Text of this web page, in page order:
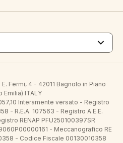
Fermi, 4 - 42011 Bagnolo in Piano
Emilia) ITALY
Interamente versato - Registro
- R.E.A. 107563 - Registro A.E.E.
RENAP PFU250100397SR
- Meccanografico RE
- Codice Fiscale 00130010358